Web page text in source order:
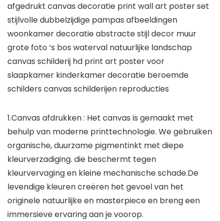
afgedrukt canvas decoratie print wall art poster set
stijlvolle dubbelzijdige pampas afbeeldingen
woonkamer decoratie abstracte stijl decor muur
grote foto ‘s bos waterval natuurlijke landschap
canvas schilderij hd print art poster voor
slaapkamer kinderkamer decoratie beroemde
schilders canvas schilderijen reproducties
1.Canvas afdrukken : Het canvas is gemaakt met
behulp van moderne printtechnologie. We gebruiken
organische, duurzame pigmentinkt met diepe
kleurverzadiging. die beschermt tegen
kleurvervaging en kleine mechanische schade.De
levendige kleuren creëren het gevoel van het
originele natuurlijke en masterpiece en breng een
immersieve ervaring aan je voorop.